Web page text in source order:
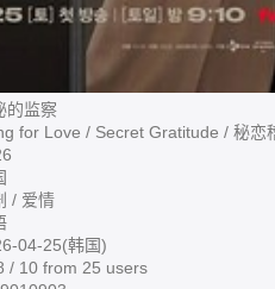
监察
/ Secret Gratitude / 秘恋稽
爱情
04-25(韩国)
10 from 25 users